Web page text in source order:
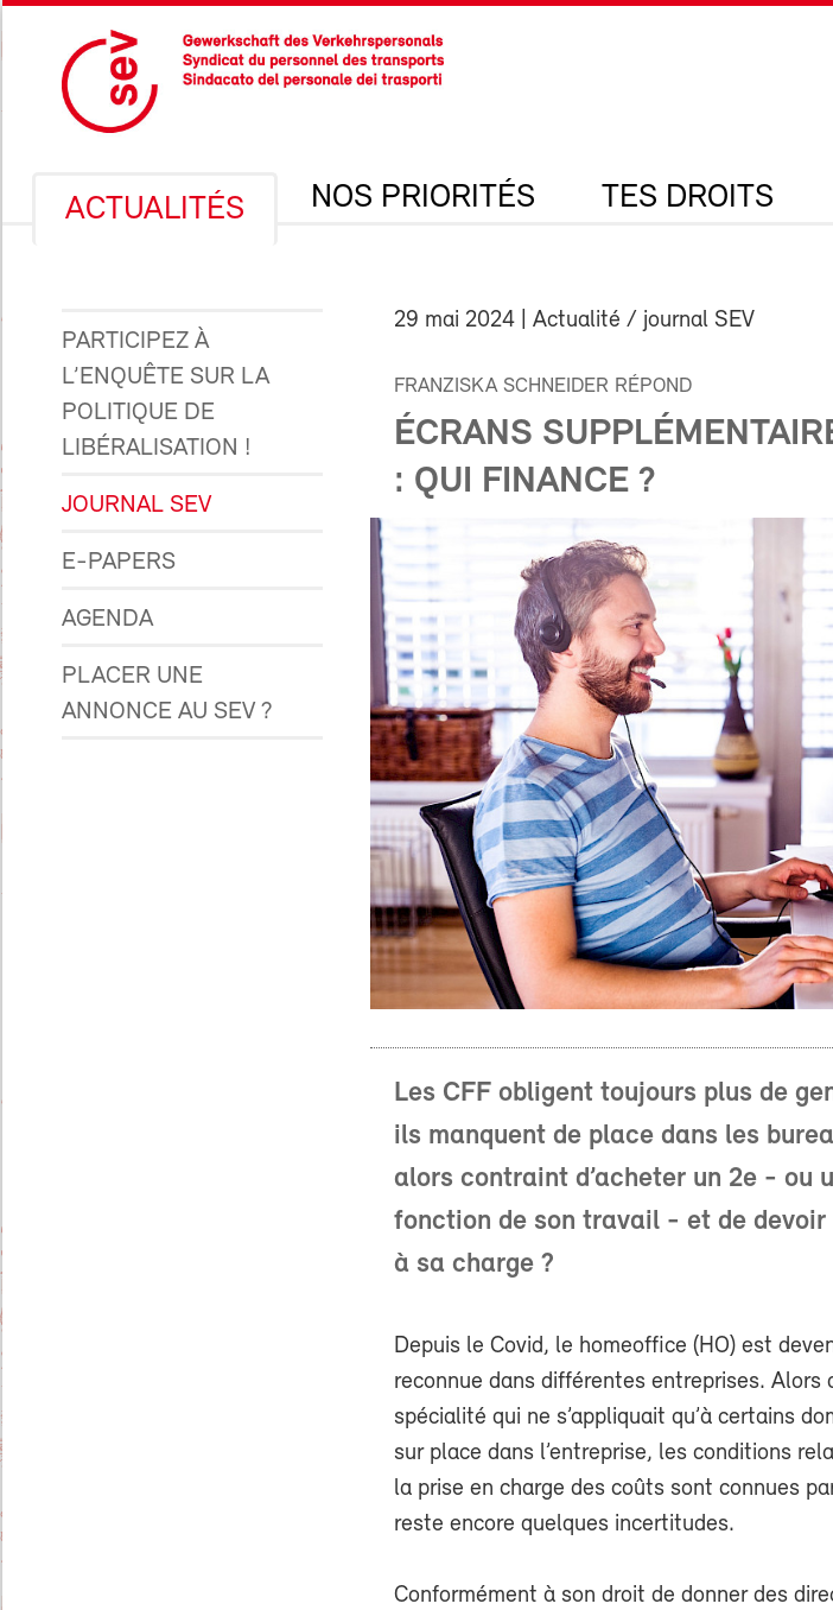
ACTUALITÉS NOS PRIORITÉS TES DROITS
PARTICIPEZ À
L’ENQUÊTE SUR LA
POLITIQUE DE
LIBÉRALISATION !
JOURNAL SEV
E-PAPERS
AGENDA
PLACER UNE
ANNONCE AU SEV ?
29 mai 2024 | Actualité / journal SEV
FRANZISKA SCHNEIDER RÉPOND
ÉCRANS
: QUI FINANCE ?
Les CFF obligent toujours plus de
ils manquent de place dans les
alors contraint d’acheter un 2e - ou
fonction de son travail - et de
à sa charge ?
Depuis le Covid, le homeoffice (HO) est
reconnue dans différentes entreprises. Alors
spécialité qui ne s’appliquait qu’à certains
sur place dans l’entreprise, les conditions
la prise en charge des coûts sont connues
reste encore quelques incertitudes.
Conformément à son droit de donner des